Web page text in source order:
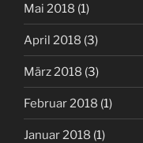
Mai 2018 (1)
April 2018 (3)
März 2018 (3)
Februar 2018 (1)
Januar 2018 (1)